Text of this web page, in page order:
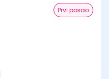
Prvi posao